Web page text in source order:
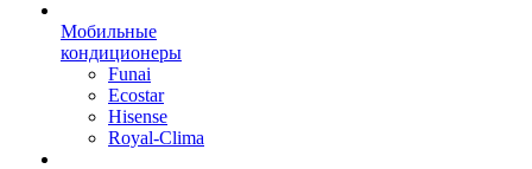
Мобильные
кондиционеры
Funai
Ecostar
Hisense
Royal-Clima